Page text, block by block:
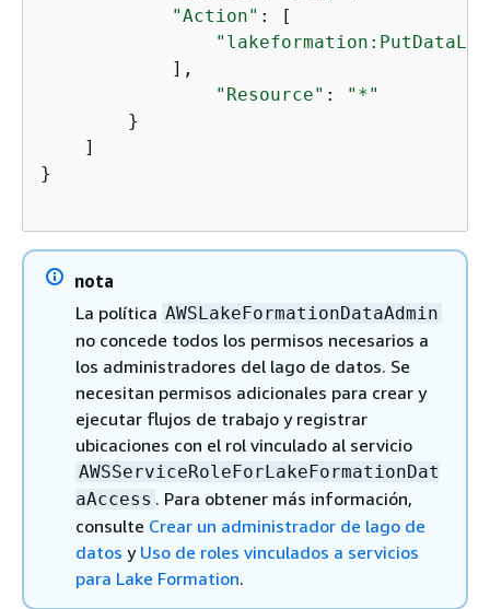
"Action" : [
            ],
"Resource" :
"*"
        }
    ]
}
nota
La política AWSLakeFormationDataAdmin
no concede todos los permisos necesarios a
los administradores del lago de datos. Se
necesitan permisos adicionales para crear y
ejecutar flujos de trabajo y registrar
ubicaciones con el rol vinculado al servicio
AWSServiceRoleForLakeFormationDat
aAccess . Para obtener más información,
consulte Crear un administrador de lago de
datos y Uso de roles vinculados a servicios
para Lake Formation.